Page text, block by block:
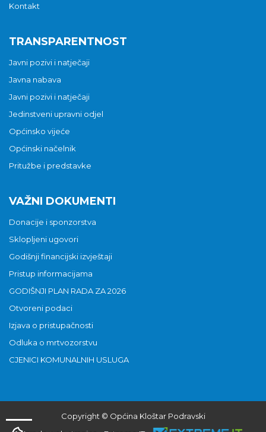
Kontakt
TRANSPARENTNOST
Javni pozivi i natječaji
Javna nabava
Javni pozivi i natječaji
Jedinstveni upravni odjel
Općinsko vijeće
Općinski načelnik
Pritužbe i predstavke
VAŽNI DOKUMENTI
Donacije i sponzorstva
Sklopljeni ugovori
Godišnji financijski izvještaji
Pristup informacijama
GODIŠNJI PLAN RADA ZA 2026
Otvoreni podaci
Izjava o pristupačnosti
Odluka o mrtvozorstvu
CJENICI KOMUNALNIH USLUGA
Copyright © Općina Kloštar Podravski